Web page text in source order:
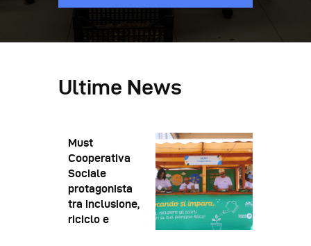
Ultime News
Must
Cooperativa
Sociale
protagonista
tra inclusione,
riciclo e